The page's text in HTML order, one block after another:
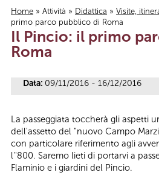
Tu sei qui
Home » Attività » Didattica » Visite,
primo parco pubblico di Roma
Il Pincio: il primo
Roma
Data: 09/11/2016 - 16/12/2016
La passeggiata toccherà gli aspetti
dell'assetto del "nuovo Campo
con particolare riferimento agli
l''800. Saremo lieti di portarvi a
Flaminio e i giardini del Pincio.